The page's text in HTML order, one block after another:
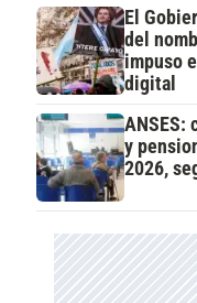
El
del
impuso
digital
ANSES:
y
2026,